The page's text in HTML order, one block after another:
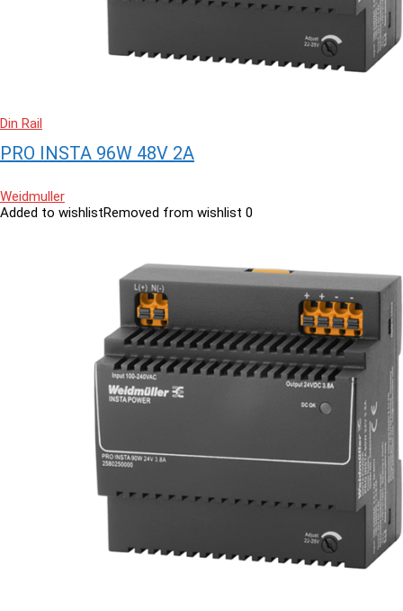
Din Rail
PRO INSTA 96W 48V 2A
Weidmuller
Added to wishlistRemoved from wishlist 0